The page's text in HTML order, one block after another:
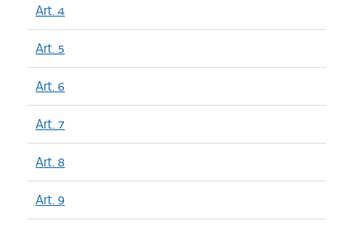
Art. 4
Art. 5
Art. 6
Art. 7
Art. 8
Art. 9